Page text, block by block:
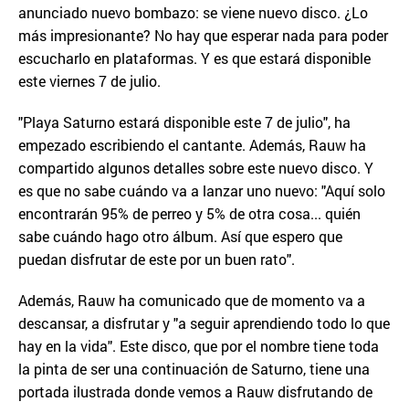
anunciado nuevo bombazo: se viene nuevo disco. ¿Lo
más impresionante? No hay que esperar nada para poder
escucharlo en plataformas. Y es que estará disponible
este viernes 7 de julio.
"Playa Saturno estará disponible este 7 de julio", ha
empezado escribiendo el cantante. Además, Rauw ha
compartido algunos detalles sobre este nuevo disco. Y
es que no sabe cuándo va a lanzar uno nuevo: "Aquí solo
encontrarán 95% de perreo y 5% de otra cosa... quién
sabe cuándo hago otro álbum. Así que espero que
puedan disfrutar de este por un buen rato".
Además, Rauw ha comunicado que de momento va a
descansar, a disfrutar y "a seguir aprendiendo todo lo que
hay en la vida". Este disco, que por el nombre tiene toda
la pinta de ser una continuación de Saturno, tiene una
portada ilustrada donde vemos a Rauw disfrutando de